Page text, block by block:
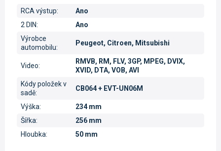
RCA výstup:
Ano
2 DIN:
Ano
Výrobce
automobilu:
Peugeot, Citroen, Mitsubishi
Video:
RMVB, RM, FLV, 3GP, MPEG, DVIX,
XVID, DTA, VOB, AVI
Kódy položek v
sadě:
CB064 + EVT-UN06M
Výška:
234 mm
Šířka:
256 mm
Hloubka: 50 mm